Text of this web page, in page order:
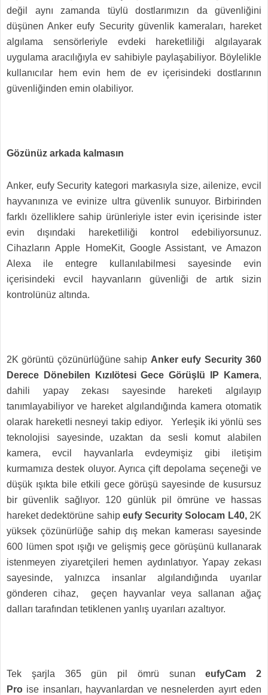
değil aynı zamanda tüylü dostlarımızın da güvenliğini
düşünen Anker eufy Security güvenlik kameraları, hareket
algılama sensörleriyle evdeki hareketliliği algılayarak
uygulama aracılığıyla ev sahibiyle paylaşabiliyor. Böylelikle
kullanıcılar hem evin hem de ev içerisindeki dostlarının
güvenliğinden emin olabiliyor.
Gözünüz arkada kalmasın
Anker, eufy Security kategori markasıyla size, ailenize, evcil
hayvanınıza ve evinize ultra güvenlik sunuyor. Birbirinden
farklı özelliklere sahip ürünleriyle ister evin içerisinde ister
evin dışındaki hareketliliği kontrol edebiliyorsunuz.
Cihazların Apple HomeKit, Google Assistant, ve Amazon
Alexa ile entegre kullanılabilmesi sayesinde evin
içerisindeki evcil hayvanların güvenliği de artık sizin
kontrolünüz altında.
2K görüntü çözünürlüğüne sahip Anker eufy Security 360
Derece Dönebilen Kızılötesi Gece Görüşlü IP Kamera,
dahili yapay zekası sayesinde hareketi algılayıp
tanımlayabiliyor ve hareket algılandığında kamera otomatik
olarak hareketli nesneyi takip ediyor. Yerleşik iki yönlü ses
teknolojisi sayesinde, uzaktan da sesli komut alabilen
kamera, evcil hayvanlarla evdeymişiz gibi iletişim
kurmamıza destek oluyor. Ayrıca çift depolama seçeneği ve
düşük ışıkta bile etkili gece görüşü sayesinde de kusursuz
bir güvenlik sağlıyor.
120 günlük pil ömrüne ve hassas
hareket dedektörüne sahip eufy Security Solocam L40, 2K
yüksek çözünürlüğe sahip dış mekan kamerası sayesinde
600 lümen spot ışığı ve gelişmiş gece görüşünü kullanarak
istenmeyen ziyaretçileri hemen aydınlatıyor. Yapay zekası
sayesinde, yalnızca insanlar algılandığında uyarılar
gönderen cihaz, geçen hayvanlar veya sallanan ağaç
dalları tarafından tetiklenen yanlış uyarıları azaltıyor.
Tek şarjla 365 gün pil ömrü sunan eufyCam 2
Pro ise insanları, hayvanlardan ve nesnelerden ayırt eden